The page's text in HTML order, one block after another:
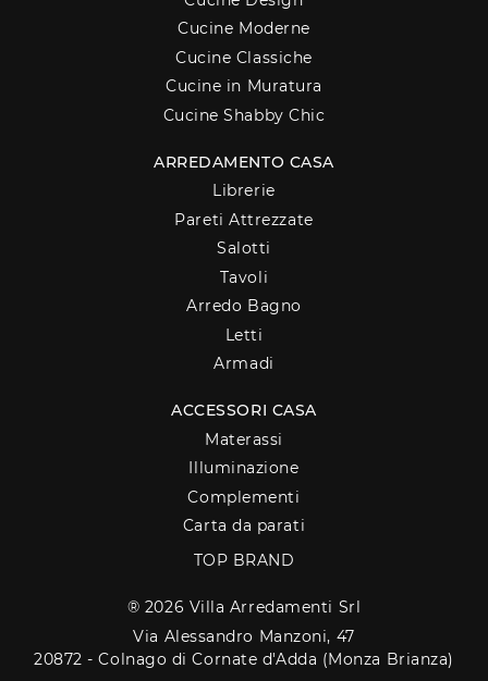
Cucine Moderne
Cucine Classiche
Cucine in Muratura
Cucine Shabby Chic
ARREDAMENTO CASA
Librerie
Pareti Attrezzate
Salotti
Tavoli
Arredo Bagno
Letti
Armadi
ACCESSORI CASA
Materassi
Illuminazione
Complementi
Carta da parati
TOP BRAND
® 2026 Villa Arredamenti Srl
Via Alessandro Manzoni, 47
20872 - Colnago di Cornate d'Adda (Monza Brianza)